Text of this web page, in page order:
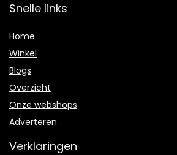
Snelle links
Home
Winkel
Blogs
Overzicht
Onze webshops
Adverteren
Verklaringen